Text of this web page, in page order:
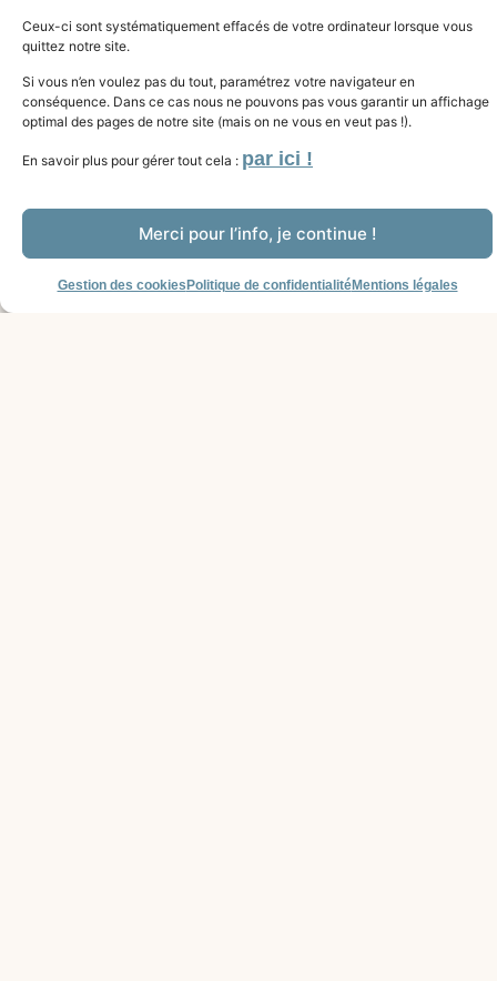
Ceux-ci sont systématiquement effacés de votre ordinateur lorsque vous
quittez notre site.
Si vous n’en voulez pas du tout, paramétrez votre navigateur en
conséquence. Dans ce cas nous ne pouvons pas vous garantir un affichage
optimal des pages de notre site (mais on ne vous en veut pas !).
En savoir plus pour gérer tout cela : par ici !
Merci pour l’info, je continue !
Gestion des cookies Politique de confidentialitéMentions légales